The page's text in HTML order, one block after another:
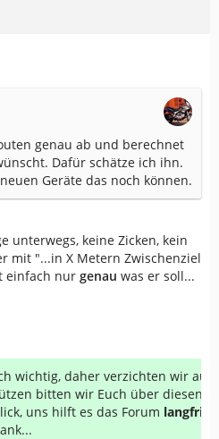
genau ab und berechnet
Dafür schätze ich ihn.
Geräte das noch können.
unterwegs, keine Zicken, kein
mit "...in X Metern Zwischenziel
einfach nur genau was er soll...
wichtig, daher verzichten wir auf
bitten wir Euch über diesen
uns hilft es das Forum